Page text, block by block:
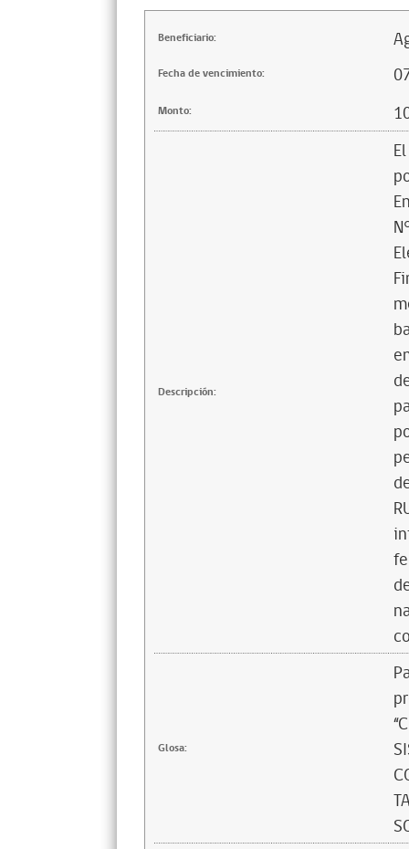
Beneficiario:
Fecha de vencimiento:
Monto:
Descripción:
Glosa: